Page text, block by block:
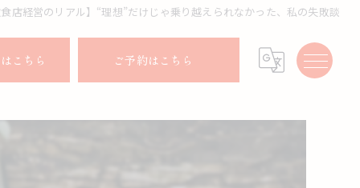
店経営のリアル】“理想”だけじゃ乗り越えられなかった、私の失敗談
こちら ご予約はこちら